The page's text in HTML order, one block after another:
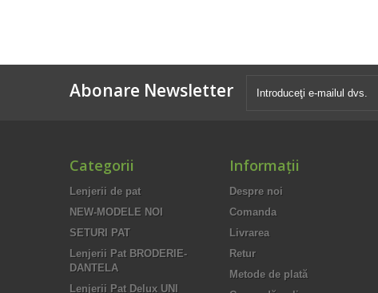
Abonare Newsletter
Categorii
Lenjerii de pat
NEW-MODELE NOI
SETURI PAT
Lenjerii Pat BRODERIE-
DANTELA
Lenjerii Pat Delux UNI
Informaţii
Despre noi
Comanda
Livrarea
Retur
Metode de plată